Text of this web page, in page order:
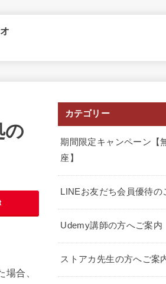
の
合、
カテゴリー
期間限定キャンペーン【
座】
LINEお友だち会員優待の
Udemy講師の方へご案内
ストアカ先生の方へご案